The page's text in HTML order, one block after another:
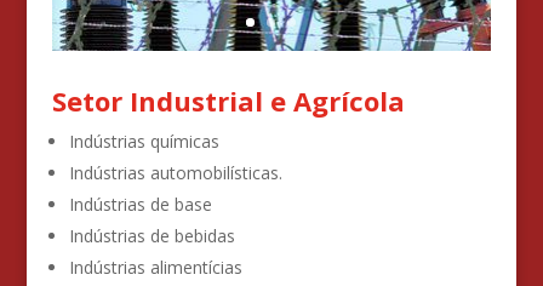
Setor Industrial e Agrícola
Indústrias químicas
Indústrias automobilísticas.
Indústrias de base
Indústrias de bebidas
Indústrias alimentícias